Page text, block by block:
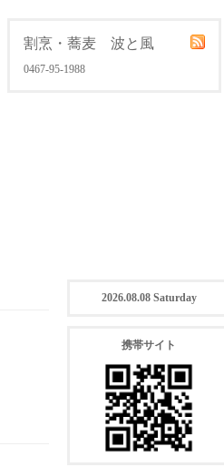
割烹・蕎麦 波と風
0467-95-1988
2026.08.08 Saturday
携帯サイト